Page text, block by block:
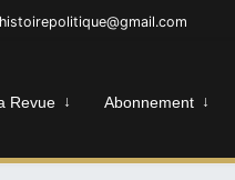
Revue Abonnement